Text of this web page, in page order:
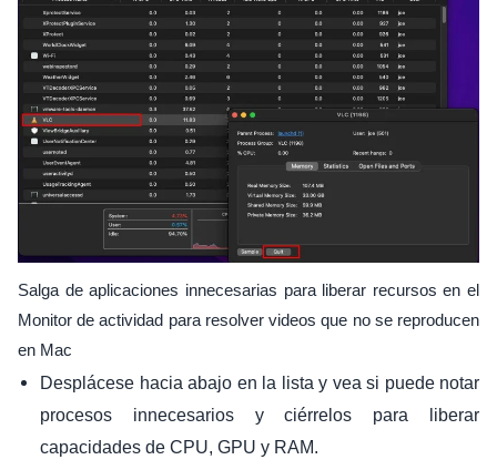
Salga de aplicaciones innecesarias para liberar recursos en el
Monitor de actividad para resolver videos que no se reproducen
en Mac
Desplácese hacia abajo en la lista y vea si puede notar
procesos innecesarios y ciérrelos para liberar
capacidades de CPU, GPU y RAM.